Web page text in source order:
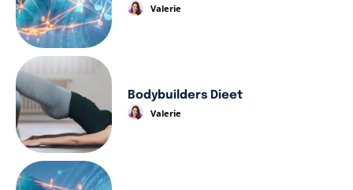
Valerie
Bodybuilders Dieet
Valerie